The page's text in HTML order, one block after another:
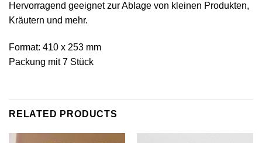
Hervorragend geeignet zur Ablage von kleinen Produkten,
Kräutern und mehr.
Format: 410 x 253 mm
Packung mit 7 Stück
RELATED PRODUCTS